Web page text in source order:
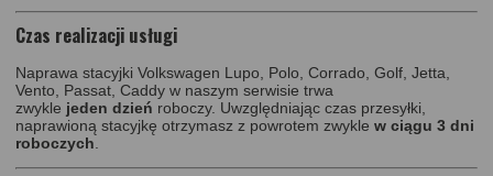
Czas realizacji usługi
Naprawa stacyjki Volkswagen Lupo, Polo, Corrado, Golf, Jetta,
Vento, Passat, Caddy w naszym serwisie trwa
zwykle jeden dzień roboczy. Uwzględniając czas przesyłki,
naprawioną stacyjkę otrzymasz z powrotem zwykle w ciągu 3 dni
roboczych.